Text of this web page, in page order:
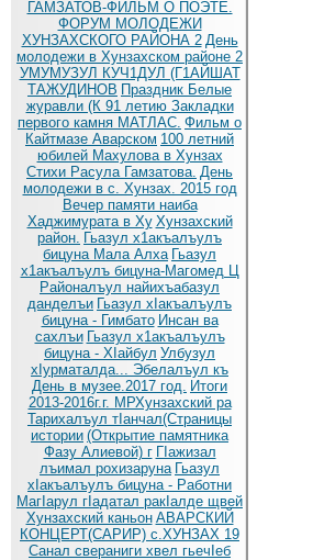
ГАМЗАТОВ-ФИЛЬМ О ПОЭТЕ.
ФОРУМ МОЛОДЕЖИ
ХУНЗАХСКОГО РАЙОНА 2 День
молодежи в Хунзахском районе 2
УМУМУЗУЛ КУЧ1ДУЛ (Г1АЙШАТ
ТАЖУДИНОВ Праздник Белые
журавли (К 91 летию Закладки
первого камня МАТЛАС. Фильм о
Кайтмазе Аварском 100 летний
юбилей Махулова в Хунзах
Стихи Расула Гамзатова. День
молодежи в с. Хунзах. 2015 год
Вечер памяти наиба
Хаджимурата в Ху Хунзахский
район. Гьазул х1акъалъулъ
бицуна Мала Алха Гьазул
х1акъалъулъ бицуна-Магомед Ц
Районалъул найихъабазул
данделъи Гьазул хIакъалъулъ
бицуна - Гимбато Инсан ва
сахлъи Гьазул х1акъалъулъ
бицуна - ХIайбул Улбузул
хIурматалда... Эбелалъул къ
День в музее.2017 год. Итоги
2013-2016г.г. МРХунзахский ра
Тарихалъул тIанчал(Страницы
истории (Открытие памятника
Фазу Алиевой) г ГIажизал
лъимал рохизаруна Гьазул
хIакъалъулъ бицуна - Работни
МагIарул гIадатал ракIалде щвей
Хунзахский каньон АВАРСКИЙ
КОНЦЕРТ(САРИР) с.ХУНЗАХ 19
Санал свераниги хвел гьечIеб